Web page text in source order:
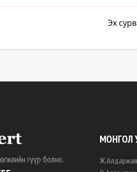
Эх
гүүр болно.
МОНГОЛ
Ж.